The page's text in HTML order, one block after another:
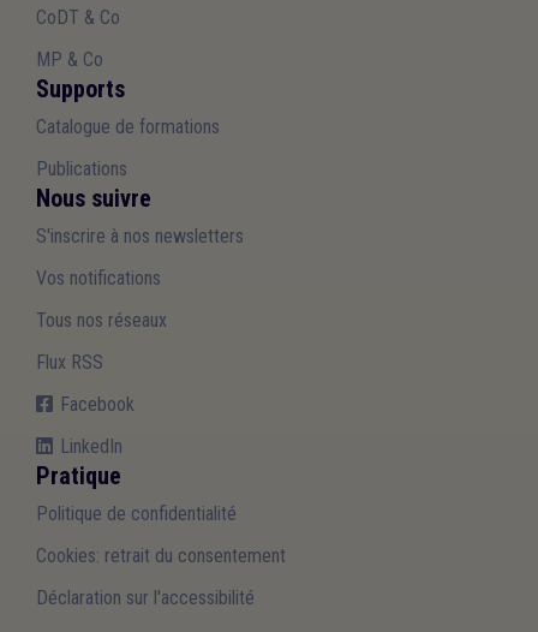
CoDT & Co
MP & Co
Supports
Catalogue de formations
Publications
Nous suivre
S'inscrire à nos newsletters
Vos notifications
Tous nos réseaux
Flux RSS
Facebook
LinkedIn
Pratique
Politique de confidentialité
Cookies: retrait du consentement
Déclaration sur l'accessibilité